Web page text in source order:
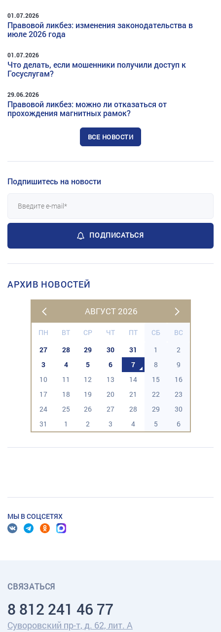
01.07.2026
Правовой ликбез: изменения законодательства в
июле 2026 года
01.07.2026
Что делать, если мошенники получили доступ к
Госуслугам?
29.06.2026
Правовой ликбез: можно ли отказаться от
прохождения магнитных рамок?
ВСЕ НОВОСТИ
Подпишитесь на новости
ПОДПИСАТЬСЯ
АРХИВ НОВОСТЕЙ
АВГУСТ 2026
ПН ВТ СР ЧТ ПТ СБ
ВС
27
28 29 30 31 1
2
3
4 5 6 7 8
9
10
11 12 13 14 15
16
17
18 19 20 21 22
23
24
25 26 27 28 29
30
31
1 2 3 4 5 6
МЫ В СОЦСЕТЯХ
СВЯЗАТЬСЯ
8 812 241 46 77
Суворовский пр-т, д. 62, лит. А